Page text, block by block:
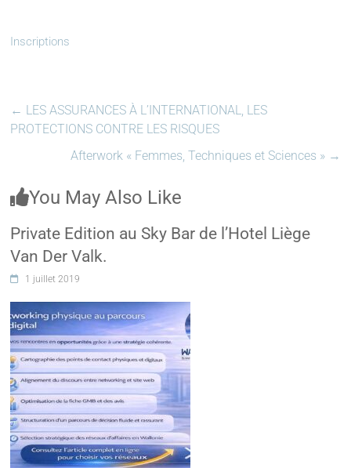
Inscriptions
← LES ASSURANCES À L’INTERNATIONAL, LES
PROTECTIONS CONTRE LES RISQUES
Afterwork « Femmes, Techniques et Sciences » →
You May Also Like
Private Edition au Sky Bar de l’Hotel Liège
Van Der Valk.
1 juillet 2019